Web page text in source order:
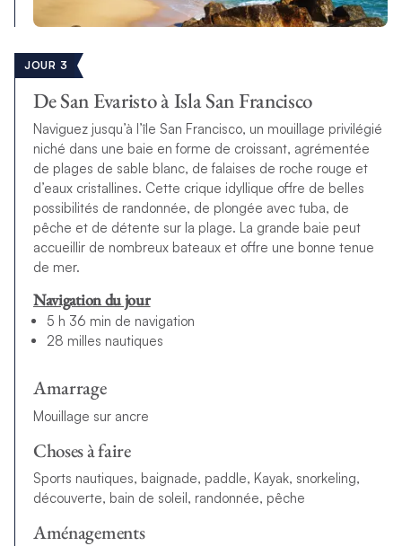
JOUR 3
De San Evaristo à Isla San Francisco
Naviguez jusqu’à l’île San Francisco, un mouillage privilégié
niché dans une baie en forme de croissant, agrémentée
de plages de sable blanc, de falaises de roche rouge et
d’eaux cristallines. Cette crique idyllique offre de belles
possibilités de randonnée, de plongée avec tuba, de
pêche et de détente sur la plage. La grande baie peut
accueillir de nombreux bateaux et offre une bonne tenue
de mer.
Navigation du jour
5 h 36 min de navigation
28 milles nautiques
Amarrage
Mouillage sur ancre
Choses à faire
Sports nautiques, baignade, paddle, Kayak, snorkeling,
découverte, bain de soleil, randonnée, pêche
Aménagements